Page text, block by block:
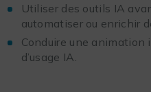
Utiliser des outils IA
automatiser ou enrichir
Conduire une animation
d’usage IA.